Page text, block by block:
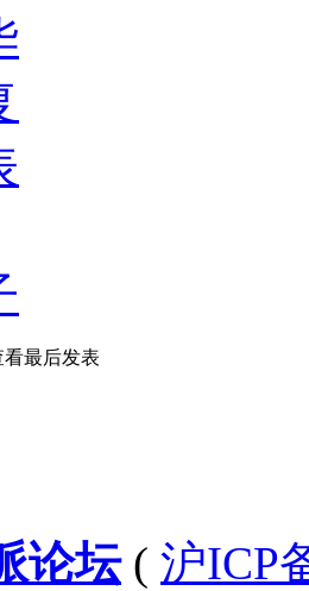
看最后发表
论坛( 沪ICP